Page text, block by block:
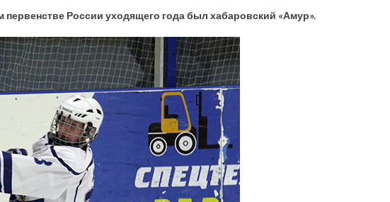
России уходящего года был хабаровский «Амур».